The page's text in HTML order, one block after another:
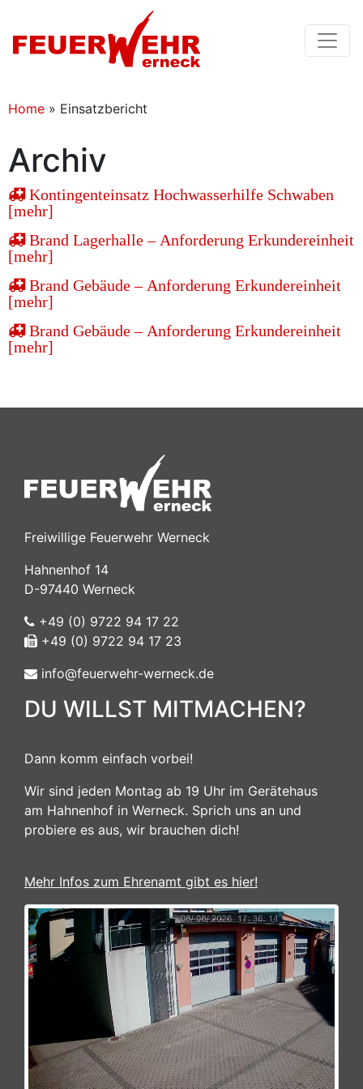
Home » Einsatzbericht
Archiv
Kontingenteinsatz Hochwasserhilfe Schwaben
[mehr]
Brand Lagerhalle – Anforderung Erkundereinheit
[mehr]
Brand Gebäude – Anforderung Erkundereinheit
[mehr]
Brand Gebäude – Anforderung Erkundereinheit
[mehr]
Freiwillige Feuerwehr Werneck
Hahnenhof 14
D-97440 Werneck
+49 (0) 9722 94 17 22
+49 (0) 9722 94 17 23
info@feuerwehr-werneck.de
DU WILLST MITMACHEN?
Dann komm einfach vorbei!
Wir sind jeden Montag ab 19 Uhr im Gerätehaus
am Hahnenhof in Werneck. Sprich uns an und
probiere es aus, wir brauchen dich!
Mehr Infos zum Ehrenamt gibt es hier!